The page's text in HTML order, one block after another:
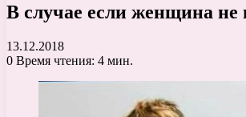
В случае если женщина не
13.12.2018
0 Время чтения: 4 мин.